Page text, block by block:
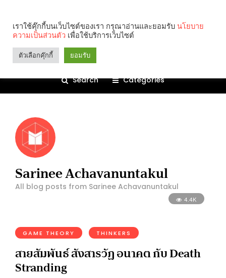
Search Categories
Sarinee Achavanuntakul
All blog posts from Sarinee Achavanuntakul
4.4K
GAME THEORY THINKERS
สายสัมพันธ์ สังสารวัฏ อนาคต กับ Death
Stranding
เราใช้คุ๊กกี้บนเว็บไซต์ของเรา กรุณาอ่านและยอมรับ นโยบาย
ความเป็นส่วนตัว เพื่อใช้บริการเว็บไซต์
ตัวเลือกคุ๊กกี้ ยอมรับ